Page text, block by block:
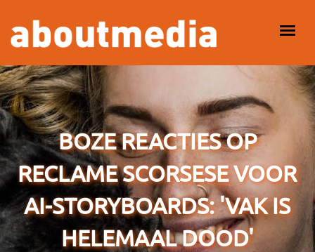
HOOFDMENU
BOZE REACTIES OP
RECLAME SCORSESE VOOR
AI-STORYBOARDS: 'VAK IS
HELEMAAL DOOD'